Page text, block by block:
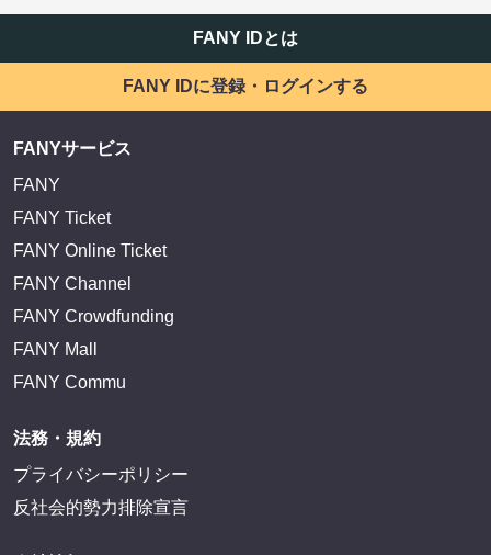
FANY IDとは
FANY IDに登録・ログインする
FANYサービス
FANY
FANY Ticket
FANY Online Ticket
FANY Channel
FANY Crowdfunding
FANY Mall
FANY Commu
法務・規約
プライバシーポリシー
反社会的勢力排除宣言